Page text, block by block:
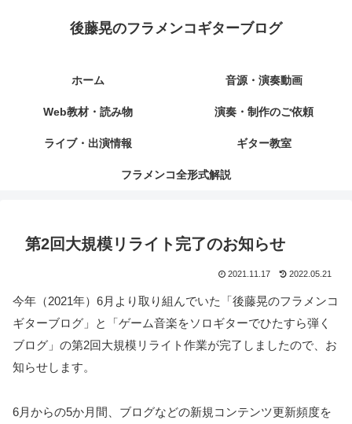
後藤晃のフラメンコギターブログ
ホーム 音源・演奏動画
Web教材・読み物 演奏・制作のご依頼
ライブ・出演情報 ギター教室
フラメンコ全形式解説
第2回大規模リライト完了のお知らせ
2021.11.17 2022.05.21
今年（2021年）6月より取り組んでいた「後藤晃のフラメンコ
ギターブログ」と「ゲーム音楽をソロギターでひたすら弾く
ブログ」の第2回大規模リライト作業が完了しましたので、お
知らせします。
6月からの5か月間、ブログなどの新規コンテンツ更新頻度を